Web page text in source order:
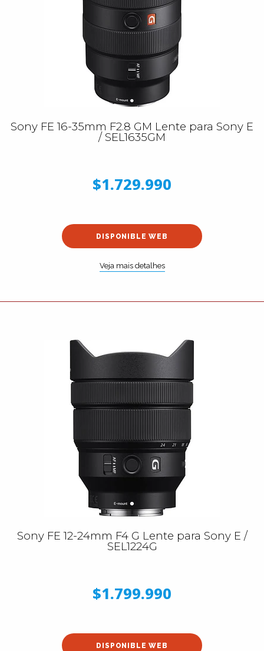
Sony FE 16-35mm F2.8 GM Lente para Sony E
/ SEL1635GM
$1.729.990
DISPONIBLE WEB
Veja mais detalhes
Sony FE 12-24mm F4 G Lente para Sony E /
SEL1224G
$1.799.990
DISPONIBLE WEB